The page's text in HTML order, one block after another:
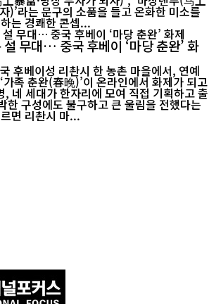
)’라는 문구의 소품을 들고 온화한 미소를
는 경쾌한 콘셉...
무대… 중국 후베이 ‘마당 춘완’ 화
후베이성 리촨시 한 농촌 마을에서, 연예
가족 춘완(春晚)’이 온라인에서 화제가 되고
네 세대가 한자리에 모여 직접 기획하고 출
한 구성에도 불구하고 큰 울림을 전했다는
따르면 리촨시 마...